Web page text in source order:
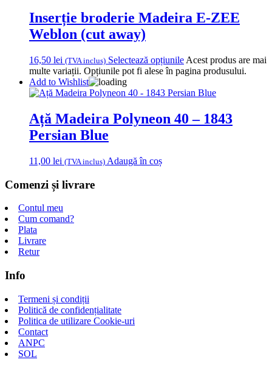
Inserție broderie Madeira E-ZEE
Weblon (cut away)
16,50 lei (TVA inclus) Selectează opțiunile Acest produs are mai
multe variații. Opțiunile pot fi alese în pagina produsului.
Add to Wishlist
Ață Madeira Polyneon 40 – 1843
Persian Blue
11,00 lei (TVA inclus) Adaugă în coș
Comenzi și livrare
Contul meu
Cum comand?
Plata
Livrare
Retur
Info
Termeni și condiții
Politică de confidențialitate
Politica de utilizare Cookie-uri
Contact
ANPC
SOL